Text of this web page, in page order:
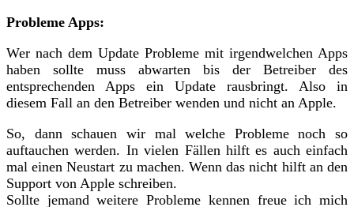
Probleme Apps:
Wer nach dem Update Probleme mit irgendwelchen Apps
haben sollte muss abwarten bis der Betreiber des
entsprechenden Apps ein Update rausbringt. Also in
diesem Fall an den Betreiber wenden und nicht an Apple.
So, dann schauen wir mal welche Probleme noch so
auftauchen werden. In vielen Fällen hilft es auch einfach
mal einen Neustart zu machen. Wenn das nicht hilft an den
Support von Apple schreiben.
Sollte jemand weitere Probleme kennen freue ich mich